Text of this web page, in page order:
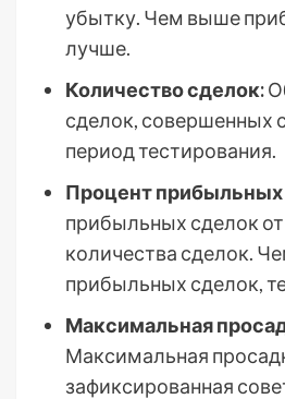
убытку. Чем выше
лучше.
Количество сделок:
сделок, совершенных
период тестирования.
Процент прибыльных
прибыльных сделок
количества сделок.
прибыльных сделок,
Максимальная
Максимальная
зафиксированная